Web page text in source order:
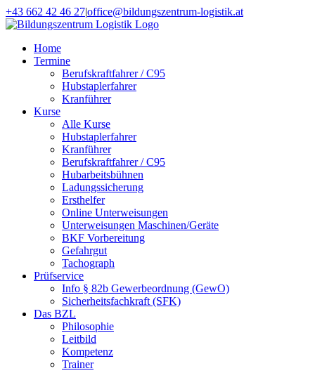
Zum
Inhalt
+43 662 42 46 27|office@bildungszentrum-logistik.at
Facebook
E-
Home
Termine
Berufskraftfahrer / C95
Hubstaplerfahrer
Kranführer
Kurse
Alle Kurse
Hubstaplerfahrer
Kranführer
Berufskraftfahrer / C95
Hubarbeitsbühnen
Ladungssicherung
Ersthelfer
Online Unterweisungen
Unterweisungen Maschinen/Geräte
BKF Vorbereitung
Gefahrgut
Tachograph
Prüfservice
Info § 82b Gewerbeordnung (GewO)
Sicherheitsfachkraft (SFK)
Das BZL
Philosophie
Leitbild
Kompetenz
Trainer